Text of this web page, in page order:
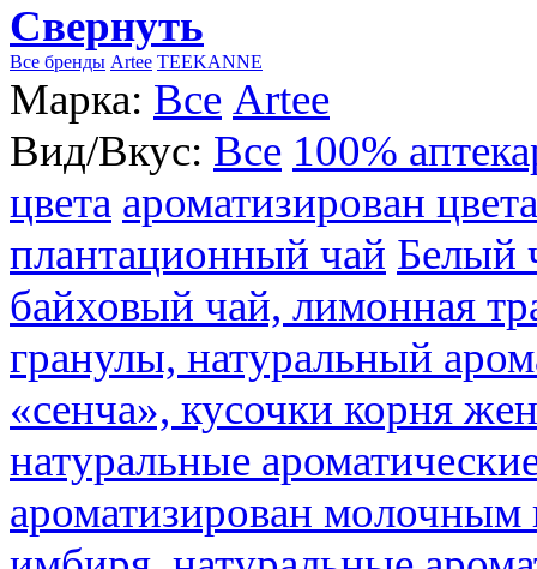
Свернуть
Все бренды Artee TEEKANNE
Марка: Все Artee
Вид/Вкус: Все 100%
цвета ароматизирован
плантационный чай Белый
байховый чай, лимонная
гранулы, натуральный
«сенча», кусочки корня
натуральные
ароматизирован молочным